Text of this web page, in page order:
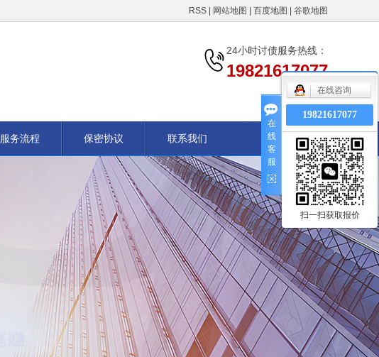
RSS 网站地图 百度地图 谷歌地图
24小时讨债服务热线：
19821617077
服务流程 保密协议 联系我们
在
线
客
服
在线咨询
19821617077
扫一扫获取报价